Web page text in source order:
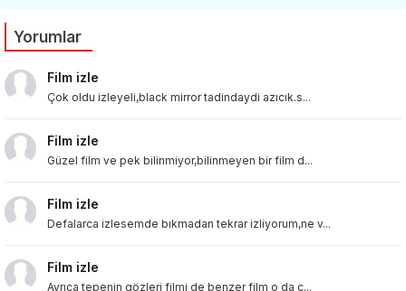
Yorumlar
Film izle
Çok oldu izleyeli,black mirror tadindaydi azıcık.s...
Film izle
Güzel film ve pek bilinmiyor,bilinmeyen bir film d...
Film izle
Defalarca izlesemde bıkmadan tekrar izliyorum,ne v...
Film izle
Ayrıca tepenin gözleri filmi de benzer film o da ç...